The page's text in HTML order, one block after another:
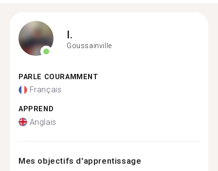
I.
Goussainville
PARLE COURAMMENT
Français
APPREND
Anglais
Mes objectifs d'apprentissage